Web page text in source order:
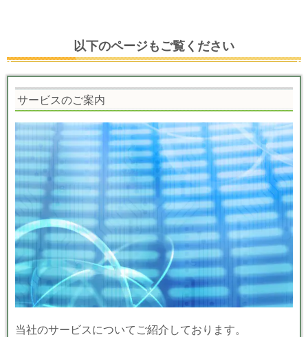
以下のページもご覧ください
サービスのご案内
当社のサービスについてご紹介しております。